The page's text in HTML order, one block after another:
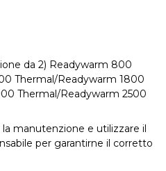
da 2) Readywarm 800
Thermal/Readywarm 1800
Thermal/Readywarm 2500
manutenzione e utilizzare il
per garantirne il corretto